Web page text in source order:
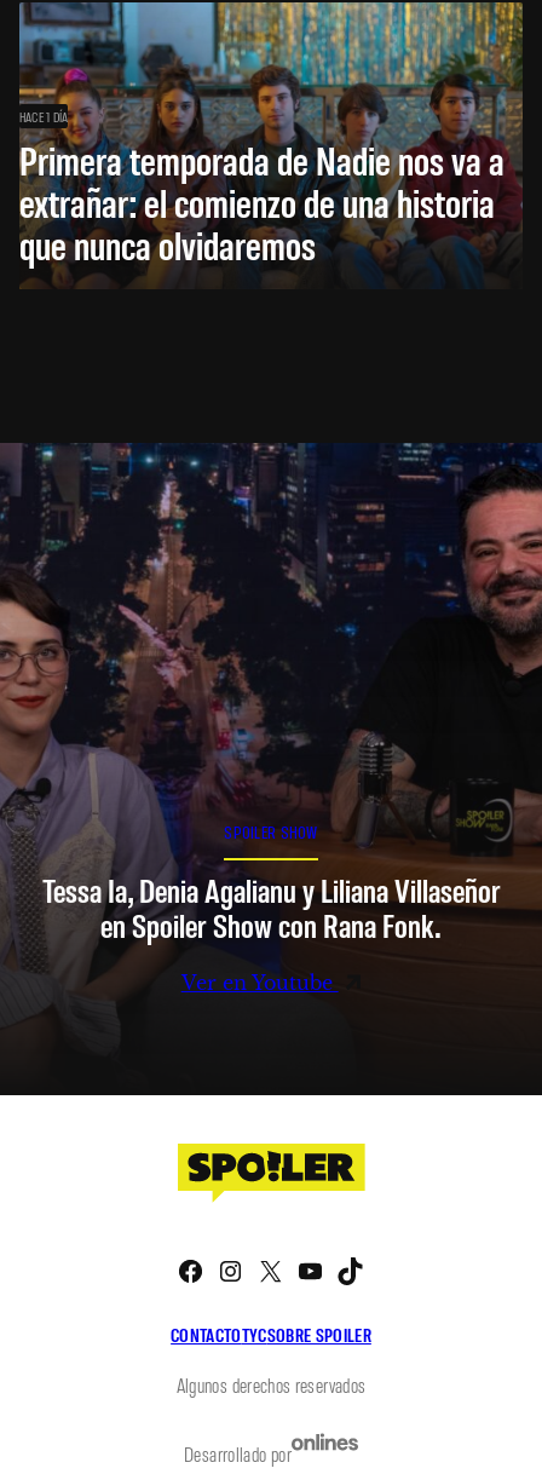
HACE 1 DÍA
Primera temporada de Nadie nos va a
extrañar: el comienzo de una historia
que nunca olvidaremos
SPOILER SHOW
Tessa Ia, Denia Agalianu y Liliana Villaseñor
en Spoiler Show con Rana Fonk.
Ver en Youtube
CONTACTOTYCSOBRE SPOILER
Facebook
Instagram
X YouTube
Algunos derechos reservados
Desarrollado por